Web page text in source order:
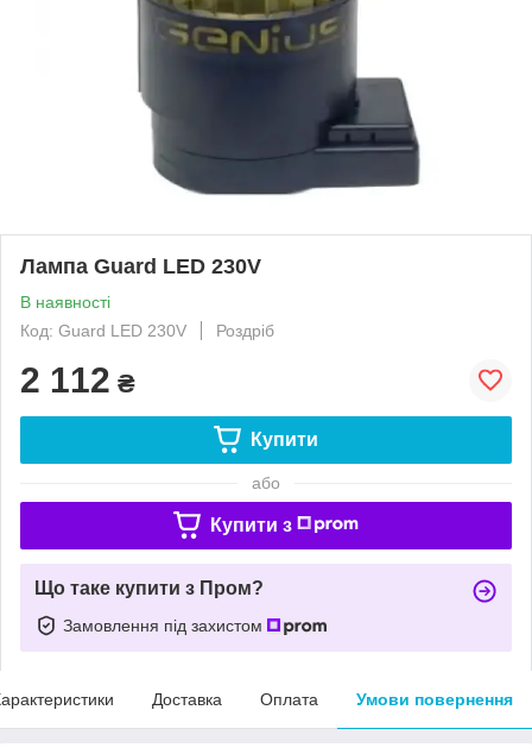
Лампа Guard LED 230V
В наявності
Код: Guard LED 230V
Роздріб
2 112 ₴
Купити
або
Купити з
Що таке купити з Пром?
Замовлення під захистом
Доставка Оплата Умови повернення